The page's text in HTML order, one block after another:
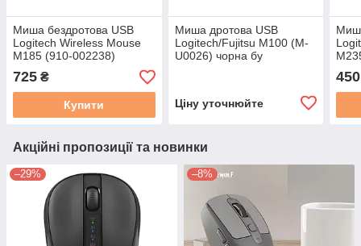
Миша бездротова USB
Logitech Wireless Mouse
M185 (910-002238)
чорн.+сіра #
725 ₴
Купити
Миша дротова USB
Logitech/Fujitsu M100 (M-
U0026) чорна бу
Ціну уточнюйте
450
Акційні пропозиції та новинки
–29% –8%